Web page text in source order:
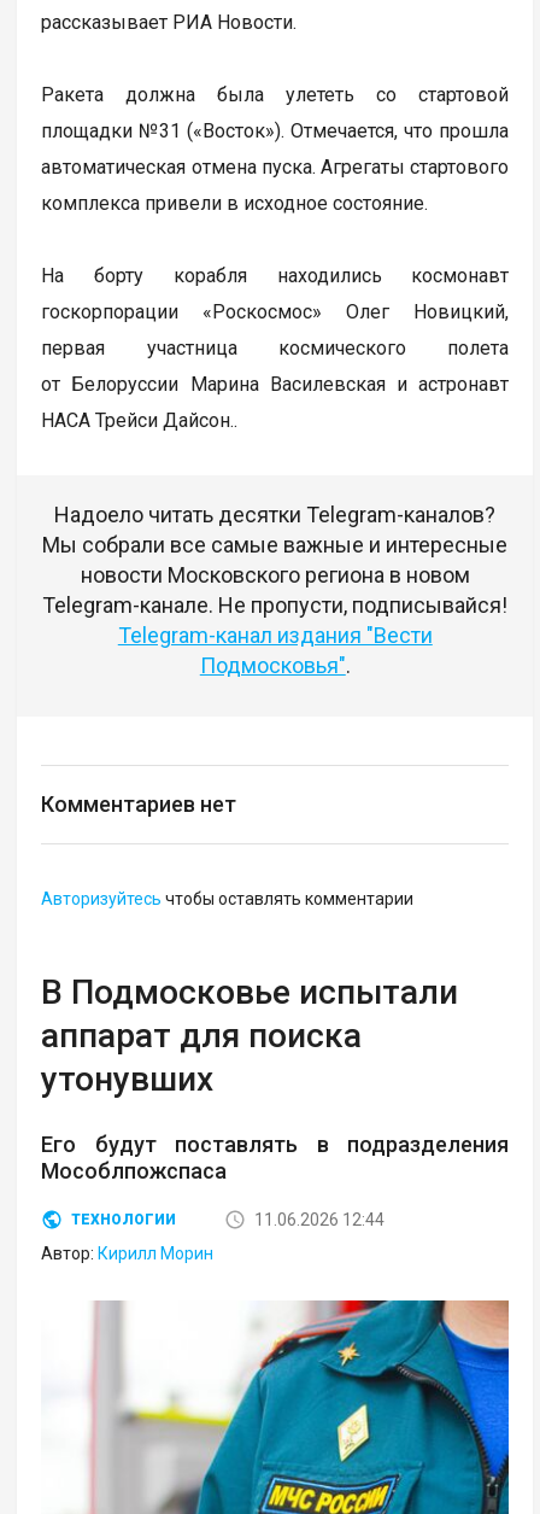
рассказывает РИА Новости.
Ракета должна была улететь со стартовой
площадки №31 («Восток»). Отмечается, что прошла
автоматическая отмена пуска. Агрегаты стартового
комплекса привели в исходное состояние.
На борту корабля находились космонавт
госкорпорации «Роскосмос» Олег Новицкий,
первая участница космического полета
от Белоруссии Марина Василевская и астронавт
НАСА Трейси Дайсон..
Надоело читать десятки Telegram-каналов?
Мы собрали все самые важные и интересные
новости Московского региона в новом
Telegram-канале. Не пропусти, подписывайся!
Telegram-канал издания "Вести
Подмосковья".
Комментариев нет
Авторизуйтесь чтобы оставлять комментарии
В Подмосковье испытали
аппарат для поиска
утонувших
Его будут поставлять в подразделения
Мособлпожспаса
ТЕХНОЛОГИИ
11.06.2026 12:44
Автор: Кирилл Морин